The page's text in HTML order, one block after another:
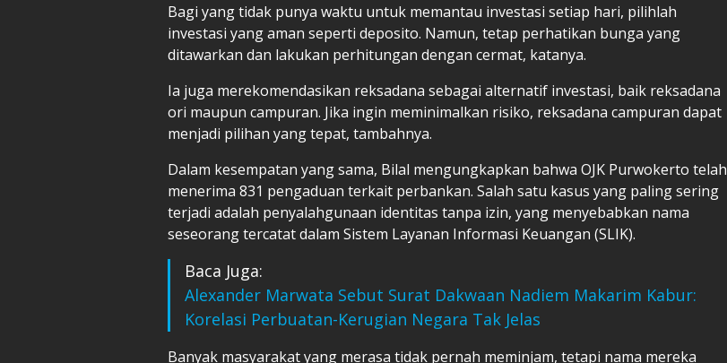
Bagi yang tidak punya waktu untuk memantau investasi setiap hari, pilihlah
investasi yang aman seperti deposito. Namun, tetap perhatikan bunga yang
ditawarkan dan lakukan perhitungan dengan cermat, katanya.
Ia juga merekomendasikan reksadana sebagai alternatif investasi, baik reksadana
ori maupun campuran. Jika ingin meminimalkan risiko, reksadana campuran dapat
menjadi pilihan yang tepat, tambahnya.
Dalam kesempatan yang sama, Bilal mengungkapkan bahwa OJK Purwokerto telah
menerima 831 pengaduan terkait perbankan. Salah satu kasus yang paling sering
terjadi adalah penyalahgunaan identitas tanpa izin, yang menyebabkan nama
seseorang tercatat dalam Sistem Layanan Informasi Keuangan (SLIK).
Baca Juga:
Alexander Marwata Sebut Surat Dakwaan Nadiem Makarim Kabur:
Korelasi Perbuatan-Kerugian Negara Tak Jelas
Banyak masyarakat yang merasa tidak pernah meminjam, tetapi nama mereka